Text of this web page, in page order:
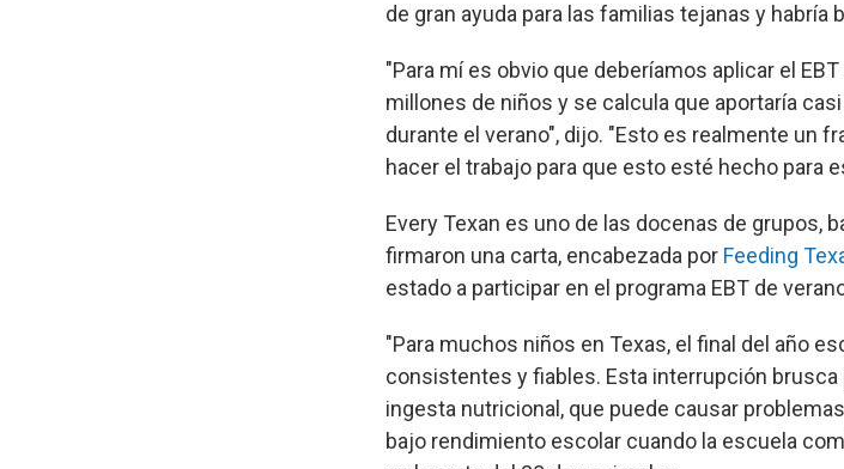
de gran ayuda para las familias tejanas y habría
"Para mí es obvio que deberíamos aplicar el
millones de niños y se calcula que aportaría
durante el verano", dijo. "Esto es realmente un
hacer el trabajo para que esto esté hecho para
Every Texan es uno de las docenas de grupos,
firmaron una carta, encabezada por Feeding
estado a participar en el programa EBT de
"Para muchos niños en Texas, el final del año
consistentes y fiables. Esta interrupción
ingesta nutricional, que puede causar
bajo rendimiento escolar cuando la escuela